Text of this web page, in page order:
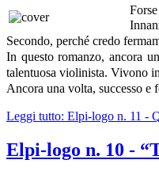
Secondo, perché credo
In questo romanzo, ancora
talentuosa violinista. Vivono
Ancora una volta, successo
Leggi tutto: Elpi-logo n. 11 -
Elpi-logo n. 10 -